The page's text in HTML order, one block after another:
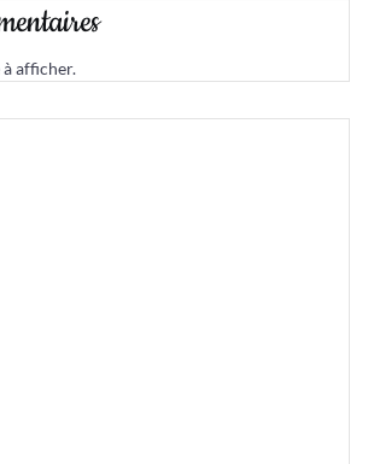
afficher.